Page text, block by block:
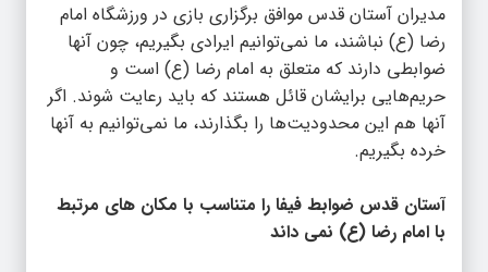
مدیران آستان قدس موافق برگزاری بازی در ورزشگاه امام
رضا (ع) نباشند، ما نمی‌توانیم ایرادی بگیریم، چون آنها
ضوابطی دارند که متعلق به امام رضا (ع) است و
حریم‌هایی برایشان قائل هستند که باید رعایت شوند. اگر
آنها هم این محدودیت‌ها را بگذارند، ما نمی‌توانیم به آنها
خرده بگیریم.
آستان قدس ضوابط فیفا را متناسب با مکان های مرتبط
با امام رضا (ع) نمی داند